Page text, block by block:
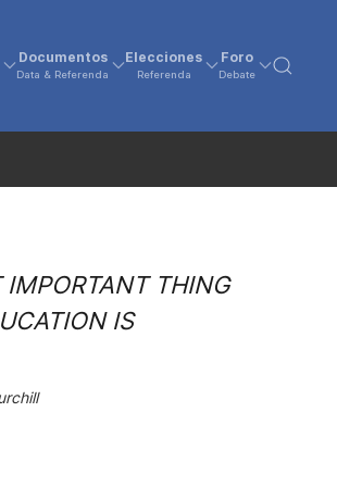
Documentos
Data & Referenda
Elecciones
Referenda
Foro
Debate
IMPORTANT THING
IS